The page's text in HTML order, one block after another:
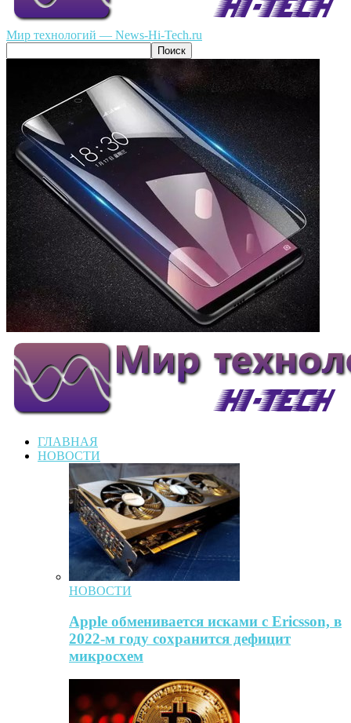
Мир технологий — News-Hi-Tech.ru
ГЛАВНАЯ
НОВОСТИ
НОВОСТИ
Apple обменивается исками с Ericsson, в
2022-м году сохранится дефицит
микросхем